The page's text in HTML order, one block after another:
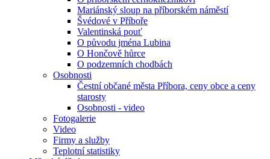
Mariánský sloup na příborském náměstí
Švédové v Příboře
Valentinská pouť
O původu jména Lubina
O Hončově hůrce
O podzemních chodbách
Osobnosti
Čestní občané města Příbora, ceny obce a ceny
starosty
Osobnosti - video
Fotogalerie
Video
Firmy a služby
Teplotní statistiky